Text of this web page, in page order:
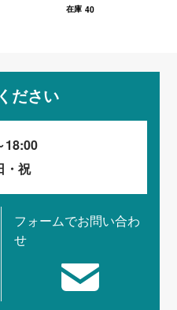
在庫 40
ださい
18:00
・祝
フォームでお問い合わ
せ